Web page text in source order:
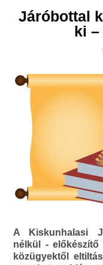
Járóbottal
ki
A Kiskunhalasi
nélkül -
közügyektől